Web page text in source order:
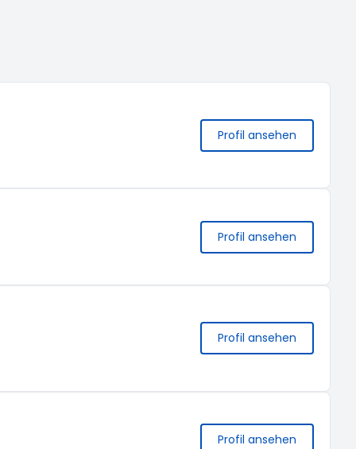
Profil ansehen
Profil ansehen
Profil ansehen
Profil ansehen